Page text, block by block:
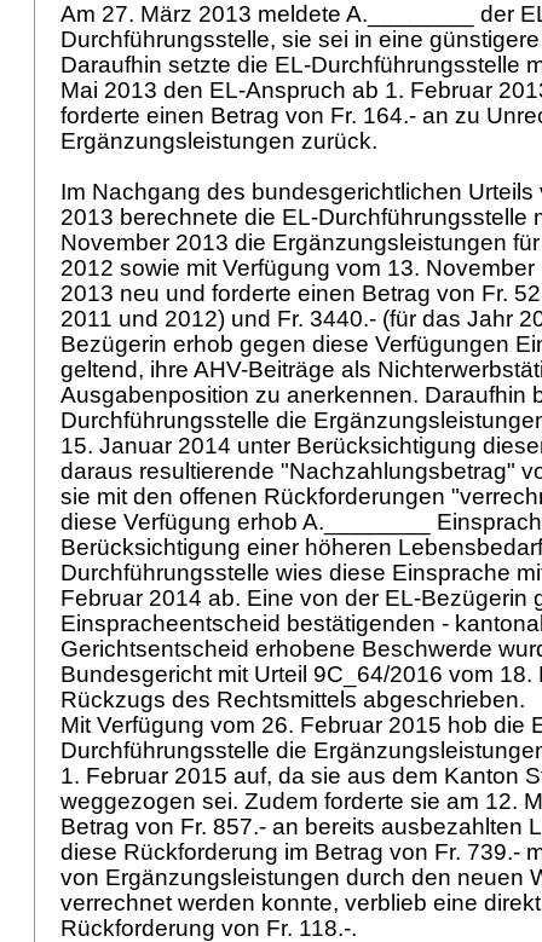
Am 27. März 2013 meldete A.________ der
Durchführungsstelle, sie sei in eine
Daraufhin setzte die EL-Durchführungsstelle
Mai 2013 den EL-Anspruch ab 1. Februar
forderte einen Betrag von Fr. 164.- an zu
Ergänzungsleistungen zurück.
Im Nachgang des bundesgerichtlichen Urteils
2013 berechnete die EL-Durchführungsstelle
November 2013 die Ergänzungsleistungen
2012 sowie mit Verfügung vom 13.
2013 neu und forderte einen Betrag von Fr.
2011 und 2012) und Fr. 3440.- (für das Jahr
Bezügerin erhob gegen diese Verfügungen
geltend, ihre AHV-Beiträge als
Ausgabenposition zu anerkennen. Daraufhin
Durchführungsstelle die
15. Januar 2014 unter Berücksichtigung
daraus resultierende "Nachzahlungsbetrag"
sie mit den offenen Rückforderungen
diese Verfügung erhob A.________
Berücksichtigung einer höheren
Durchführungsstelle wies diese Einsprache
Februar 2014 ab. Eine von der EL-Bezügerin
Einspracheentscheid bestätigenden -
Gerichtsentscheid erhobene Beschwerde
Bundesgericht mit Urteil 9C_64/2016 vom 18.
Rückzugs des Rechtsmittels abgeschrieben.
Mit Verfügung vom 26. Februar 2015 hob die
Durchführungsstelle die
1. Februar 2015 auf, da sie aus dem Kanton
weggezogen sei. Zudem forderte sie am 12.
Betrag von Fr. 857.- an bereits ausbezahlten
diese Rückforderung im Betrag von Fr. 739.-
von Ergänzungsleistungen durch den neuen
verrechnet werden konnte, verblieb eine
Rückforderung von Fr. 118.-.